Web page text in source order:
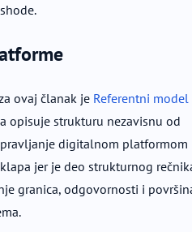
ovaj članak je Referentni model
opisuje strukturu nezavisnu od
digitalnom platformom
jer je deo strukturnog
granica, odgovornosti i